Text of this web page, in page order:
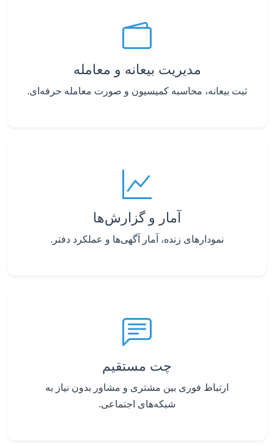
مدیریت بیعانه و معامله
ثبت بیعانه، محاسبه کمیسیون و صورت معامله حرفه‌ای.
آمار و گزارش‌ها
نمودارهای زنده، آمار آگهی‌ها و عملکرد دفتر.
چت مستقیم
ارتباط فوری بین مشتری و مشاور بدون نیاز به
شبکه‌های اجتماعی.